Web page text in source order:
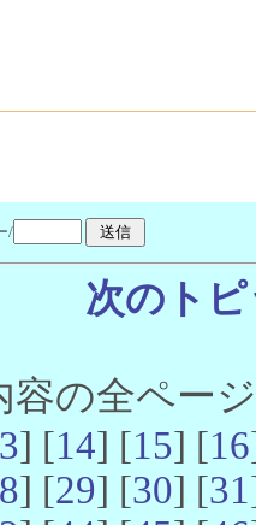
/
次のト
容の全ペー
] [14] [15] [16
] [29] [30] [31